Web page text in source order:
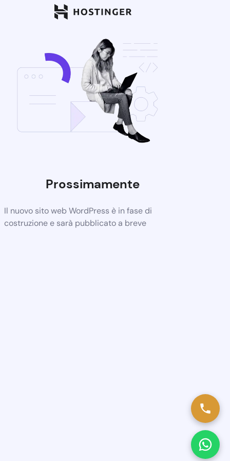
Prossimamente
Il nuovo sito web WordPress è in fase di
costruzione e sarà pubblicato a breve